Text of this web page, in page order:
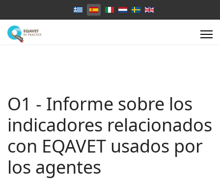
Select your language
O1 - Informe sobre los
indicadores relacionados
con EQAVET usados por
los agentes